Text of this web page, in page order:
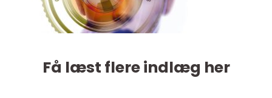
Få læst flere indlæg her